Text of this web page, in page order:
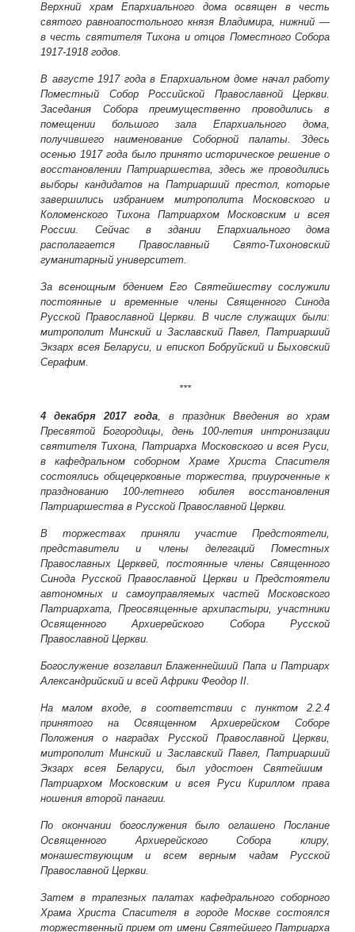
Верхний храм Епархиального дома освящен в честь
святого равноапостольного князя Владимира, нижний ―
в честь святителя Тихона и отцов Поместного Собора
1917-1918 годов.
В августе 1917 года в Епархиальном доме начал работу
Поместный Собор Российской Православной Церкви.
Заседания Собора преимущественно проводились в
помещении большого зала Епархиального дома,
получившего наименование Соборной палаты. Здесь
осенью 1917 года было принято историческое решение о
восстановлении Патриаршества, здесь же проводились
выборы кандидатов на Патриарший престол, которые
завершились избранием митрополита Московского и
Коломенского Тихона Патриархом Московским и всея
России. Сейчас в здании Епархиального дома
располагается Православный Свято-Тихоновский
гуманитарный университет.
За всенощным бдением Его Святейшеству сослужили
постоянные и временные члены Священного Синода
Русской Православной Церкви. В числе служащих были:
митрополит Минский и Заславский Павел, Патриарший
Экзарх всея Беларуси, и епископ Бобруйский и Быховский
Серафим.
***
4 декабря 2017 года, в праздник Введения во храм
Пресвятой Богородицы, день 100-летия интронизации
святителя Тихона, Патриарха Московского и всея Руси,
в кафедральном соборном Храме Христа Спасителя
состоялись общецерковные торжества, приуроченные к
празднованию 100-летнего юбилея восстановления
Патриаршества в Русской Православной Церкви.
В торжествах приняли участиеПредстоятели,
представители и члены делегаций Поместных
Православных Церквей, постоянные члены Священного
Синода Русской Православной Церкви и Предстоятели
автономных и самоуправляемых частей Московского
Патриархата, Преосвященные архипастыри, участники
Освященного Архиерейского Собора Русской
Православной Церкви.
Богослужение возглавил Блаженнейший Папа и Патриарх
Александрийский и всей Африки Феодор II.
На малом входе, в соответствии с пунктом 2.2.4
принятого на Освященном Архиерейском Соборе
Положения о наградах Русской Православной Церкви,
митрополит Минский и Заславский Павел, Патриарший
Экзарх всея Беларуси, был удостоен Святейшим
Патриархом Московским и всея Руси Кириллом права
ношения второй панагии.
По окончании богослужения было оглашено Послание
Освященного Архиерейского Собора клиру,
монашествующим и всем верным чадам Русской
Православной Церкви.
Затем в трапезных палатах кафедрального соборного
Храма Христа Спасителя в городе Москве состоялся
торжественный прием от имени Святейшего Патриарха